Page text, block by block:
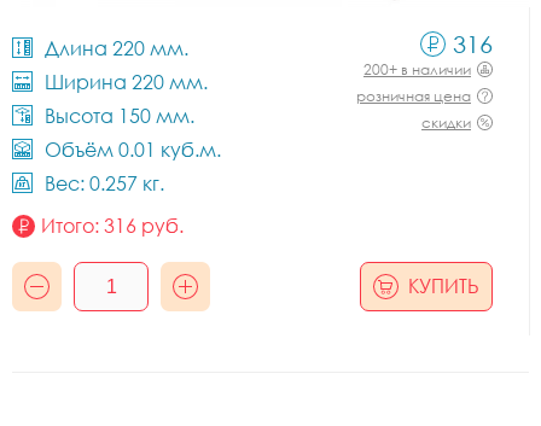
Длина 220 мм.
Ширина 220 мм.
Высота 150 мм.
Объём 0.01 куб.м.
Вес: 0.257 кг.
316
200+ в наличии
розничная цена
скидки
Итого: 316 руб.
КУПИТЬ